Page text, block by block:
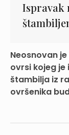
Ispravak
Neosnovan
ovrsi kojeg je
štambilja iz
ovršenika